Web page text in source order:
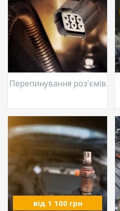
Перепинування роз'ємів
від 1 100 грн